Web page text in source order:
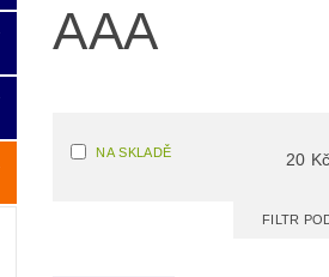
AAA
NA SKLADĚ 20 Kč
FILTR